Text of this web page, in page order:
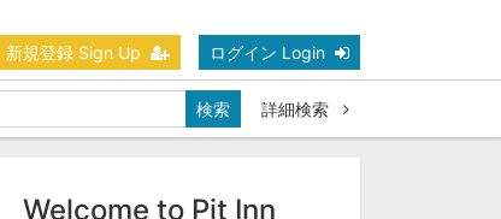
新規登録 Sign Up ログイン Login
検索
詳細検索
Welcome to Pit Inn